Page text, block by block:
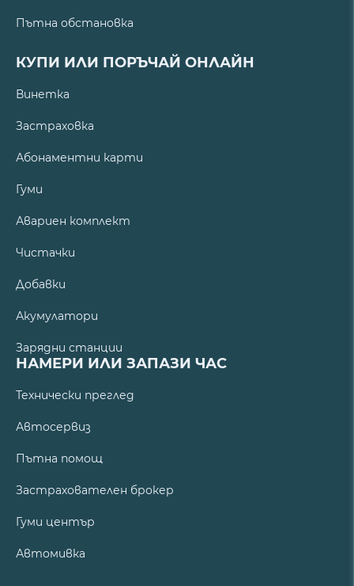
Пътна обстановка
КУПИ ИЛИ ПОРЪЧАЙ ОНЛАЙН
Винетка
Застраховка
Абонаментни карти
Гуми
Авариен комплект
Чистачки
Добавки
Акумулатори
Зарядни станции
НАМЕРИ ИЛИ ЗАПАЗИ ЧАС
Технически преглед
Автосервиз
Пътна помощ
Застрахователен брокер
Гуми център
Автомивка